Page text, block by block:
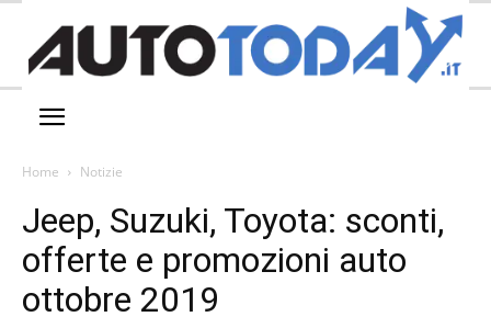
Home Notizie
Jeep, Suzuki, Toyota: sconti,
offerte e promozioni auto
ottobre 2019